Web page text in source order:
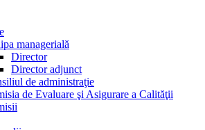
managerială
Director
Director adjunct
de administraţie
de Evaluare şi Asigurare a Calităţii